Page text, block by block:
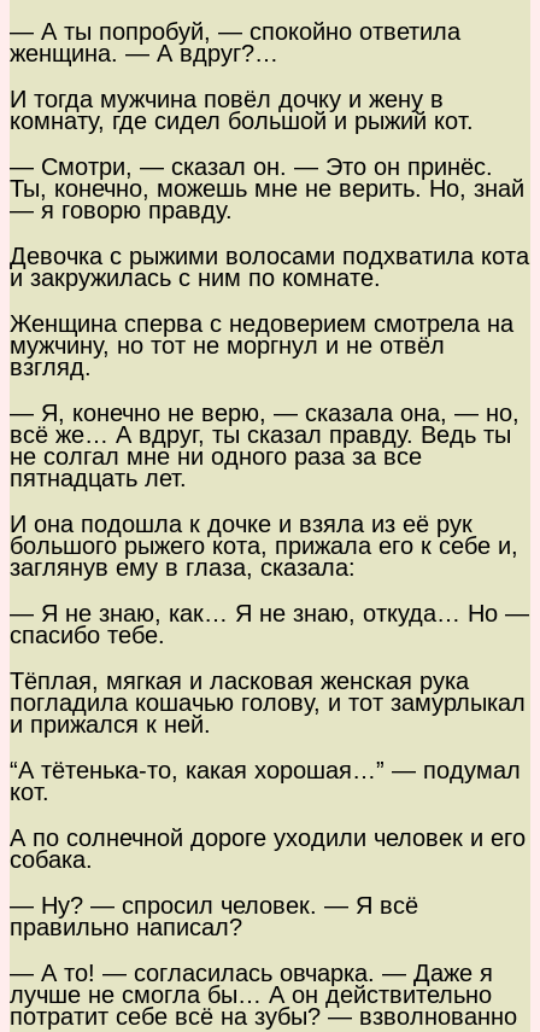
— А ты попробуй, — спокойно ответила
женщина. — А вдруг?…
И тогда мужчина повёл дочку и жену в
комнату, где сидел большой и рыжий кот.
— Смотри, — сказал он. — Это он принёс.
Ты, конечно, можешь мне не верить. Но, знай
— я говорю правду.
Девочка с рыжими волосами подхватила кота
и закружилась с ним по комнате.
Женщина сперва с недоверием смотрела на
мужчину, но тот не моргнул и не отвёл
взгляд.
— Я, конечно не верю, — сказала она, — но,
всё же… А вдруг, ты сказал правду. Ведь ты
не солгал мне ни одного раза за все
пятнадцать лет.
И она подошла к дочке и взяла из её рук
большого рыжего кота, прижала его к себе и,
заглянув ему в глаза, сказала:
— Я не знаю, как… Я не знаю, откуда… Но —
спасибо тебе.
Тёплая, мягкая и ласковая женская рука
погладила кошачью голову, и тот замурлыкал
и прижался к ней.
“А тётенька-то, какая хорошая…” — подумал
кот.
А по солнечной дороге уходили человек и его
собака.
— Ну? — спросил человек. — Я всё
правильно написал?
— А то! — согласилась овчарка. — Даже я
лучше не смогла бы… А он действительно
потратит себе всё на зубы? — взволнованно